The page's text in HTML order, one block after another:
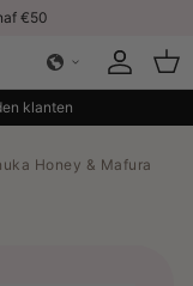
€50
Account
klanten
Honey & Mafura